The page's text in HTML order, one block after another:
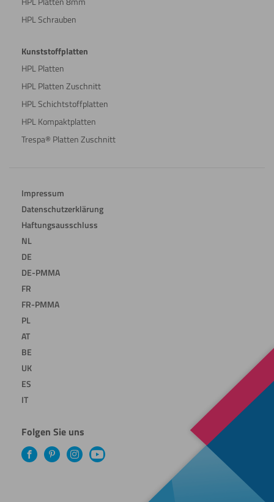
HPL Schrauben
Kunststoffplatten
HPL Platten
HPL Platten Zuschnitt
HPL Schichtstoffplatten
HPL Kompaktplatten
Trespa® Platten Zuschnitt
Impressum
Datenschutzerklärung
Haftungsausschluss
NL
DE
DE-PMMA
FR
FR-PMMA
PL
AT
BE
UK
ES
IT
Folgen Sie uns
FacebookPinterestInstagramYouTube